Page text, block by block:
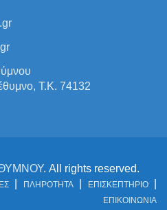
Τ.Κ. 74132
. All rights reserved.
ΠΛΗΡΟΤΗΤΑ
ΕΠΙΣΚΕΠΤΗΡΙΟ
ΕΠΙΚΟΙΝΩΝΙΑ